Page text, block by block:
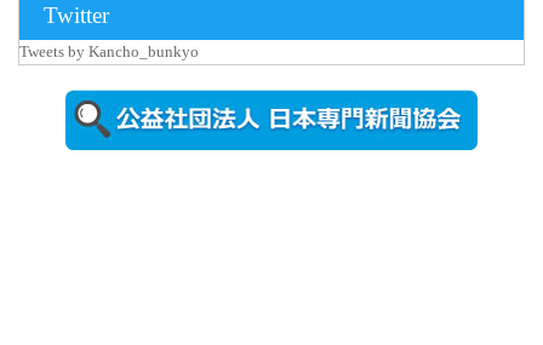
2026年8月5日
更新
農工大で大
Twitter
Tweets by Kancho_bunkyo